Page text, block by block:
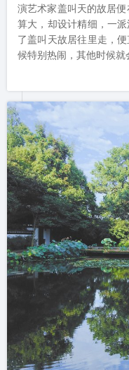
演艺术家盖叫天的故居
算大，却设计精细，一
了盖叫天故居往里走，
候特别热闹，其他时候就